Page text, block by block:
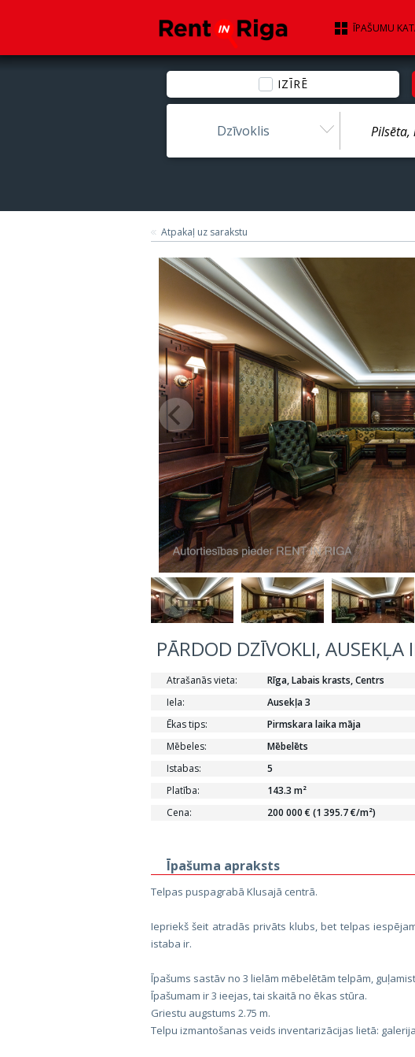
ĪPAŠUMU
IZĪRĒ
Dzīvoklis
Atpakaļ uz sarakstu
PĀRDOD DZĪVOKLI,
Atrašanās vieta:
Rīga, Labais krasts, Centrs
Iela:
Ausekļa 3
Ēkas tips:
Pirmskara laika māja
Mēbeles:
Mēbelēts
Istabas:
5
Platība:
143.3 m²
Cena:
200 000 € (1 395.7 €/m²)
Īpašuma apraksts
Telpas puspagrabā Klusajā centrā.
Iepriekš šeit atradās privāts klubs, bet telpas
istaba ir.
Īpašums sastāv no 3 lielām mēbelētām telpām,
Īpašumam ir 3 ieejas, tai skaitā no ēkas stūra.
Griestu augstums 2.75 m.
Telpu izmantošanas veids inventarizācijas lietā: